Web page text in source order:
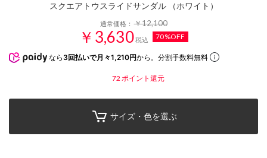
スクエアトウスライドサンダル （ホワイト）
通常価格：￥12,100
￥3,630税込 70%OFF
なら 3回払いで月々1,210円から。分割手数料無料
72 ポイント還元
サイズ・色を選ぶ